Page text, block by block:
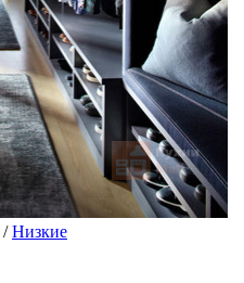
/Низкие